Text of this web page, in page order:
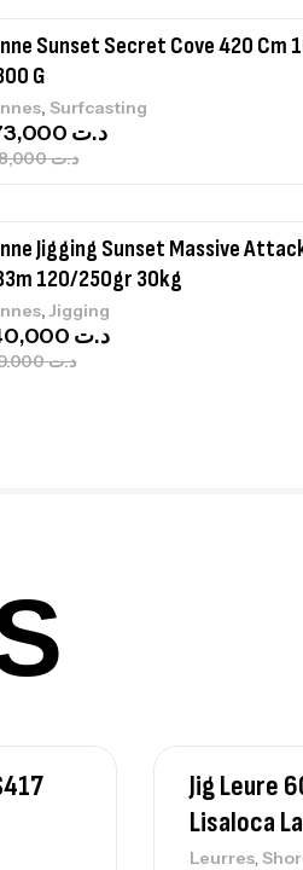
Sunset Secret Cove 420 Cm
G
, Surfcasting
د.ت748,000
د.ت
Jigging Sunset Massive
120/250gr 30kg
,Jigging
د.ت379,000
د.ت
3 Branches Inox T26S/35
Sunset Beachstriker Surf
Jig Leure
Lisaloca
Leurres,